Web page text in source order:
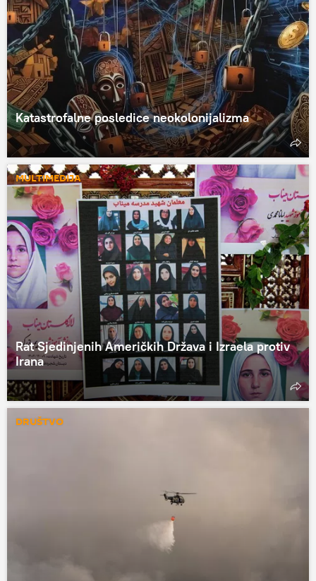
Katastrofalne posledice neokolonijalizma
MULTIMEDIJA
Rat Sjedinjenih Američkih Država i Izraela protiv
Irana
DRUŠTVO